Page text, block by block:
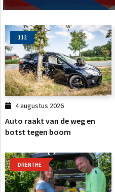
112
4 augustus 2026
Auto raakt van de weg en
botst tegen boom
DRENTHE